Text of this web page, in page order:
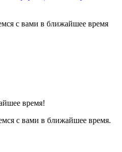
с вами в ближайшее время
время!
с вами в ближайшее время.